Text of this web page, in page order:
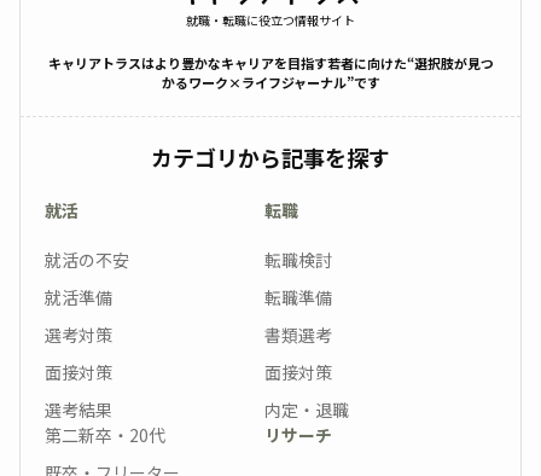
就職・転職に役立つ情報サイト
キャリアトラスはより豊かなキャリアを目指す若者に向けた“選択肢が見つ
かるワーク×ライフジャーナル”です
カテゴリから記事を探す
就活
就活の不安
就活準備
選考対策
面接対策
選考結果
転職
転職検討
転職準備
書類選考
面接対策
内定・退職
第二新卒・20代
リサーチ